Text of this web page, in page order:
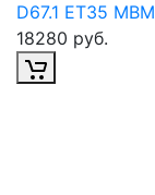
D67.1 ET35 MBM
18280 руб.